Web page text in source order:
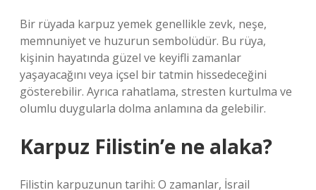
Bir rüyada karpuz yemek genellikle zevk, neşe,
memnuniyet ve huzurun sembolüdür. Bu rüya,
kişinin hayatında güzel ve keyifli zamanlar
yaşayacağını veya içsel bir tatmin hissedeceğini
gösterebilir. Ayrıca rahatlama, stresten kurtulma ve
olumlu duygularla dolma anlamına da gelebilir.
Karpuz Filistin’e ne alaka?
Filistin karpuzunun tarihi: O zamanlar, İsrail